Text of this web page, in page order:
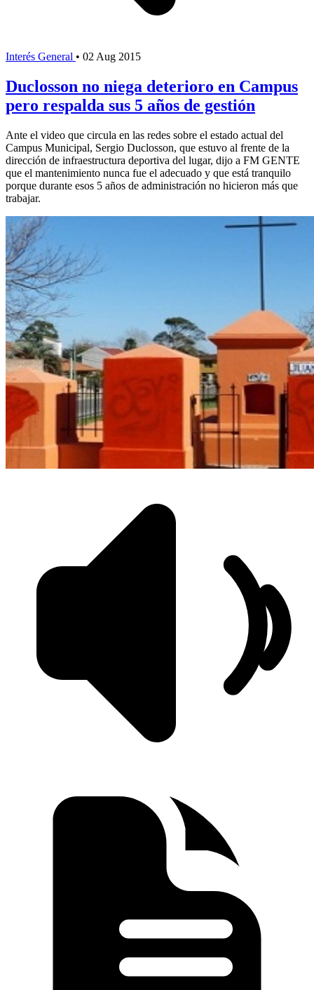
Interés General • 02 Aug 2015
Duclosson no niega deterioro en Campus
pero respalda sus 5 años de gestión
Ante el video que circula en las redes sobre el estado actual del
Campus Municipal, Sergio Duclosson, que estuvo al frente de la
dirección de infraestructura deportiva del lugar, dijo a FM GENTE
que el mantenimiento nunca fue el adecuado y que está tranquilo
porque durante esos 5 años de administración no hicieron más que
trabajar.